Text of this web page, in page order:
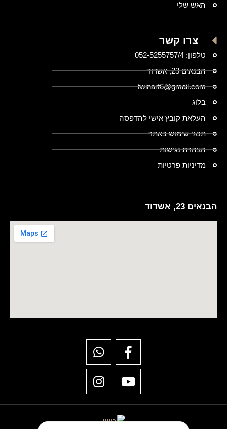
האש שלי
צרו קשר
טלפון: 052-5255757/4
הבנאים 23, אשדוד
twinart6@gmail.com
בלוג
העלאת קובץ אישי להדפסה
תנאי שימוש באתר
הצהרת נגישות
מדיניות פרטיות
הבנאים 23, אשדוד